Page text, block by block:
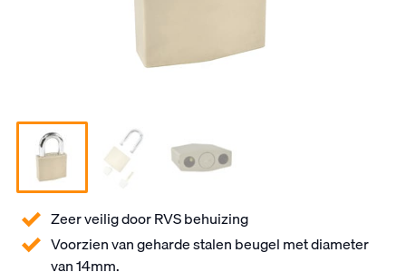
Zeer veilig door RVS behuizing
Voorzien van geharde stalen beugel met diameter
van 14mm.